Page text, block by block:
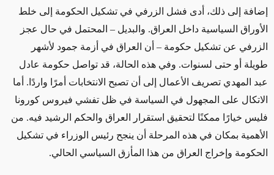
إضافة إلى ذلك، أدى فشل الزرفي في تشكيل الحكومة إلى خلط
الأوراق السياسية داخل العراق. والبديل – المحتمل في حال عجز
الزرفي عن تشكيل حكومة – أن العراق في أزمة جمود لأشهر
طويلة أو حتى لسنوات. وفي هذه الحالة، قد تواصل حكومة عادل
عبد المهدي تصريف الأعمال إلى أن تصبح الانتخابات أمرًا واردًا. أما
الاتكال على المجهول في السياسة في ظل تفشي فيروس كورونا
فليس خيارًا ممكنًا لتحقيق استقرار العراق والحكم الرشيد فيه. من
الأهمية بمكان في هذه المرحلة أن ينجح رئيس الوزراء في تشكيل
الحكومة وإخراج العراق من هذا المأزق السياسي الحالي.